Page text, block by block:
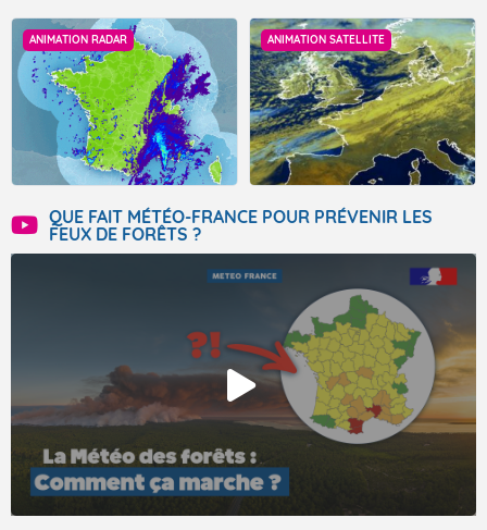
ANIMATION RADAR ANIMATION SATELLITE
QUE FAIT MÉTÉO-FRANCE POUR PRÉVENIR LES
FEUX DE FORÊTS ?